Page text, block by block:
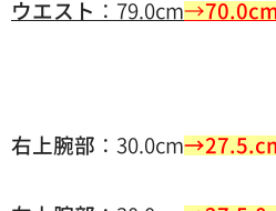
ウエスト ：79.0cm→
右上腕部 ：30.0cm